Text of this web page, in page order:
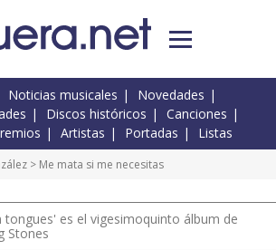
Noticias musicales
Novedades
Discos históricos
Canciones
Artistas Portadas Listas
> Me mata si me necesitas
tongues' es el vigesimoquinto álbum de
Stones